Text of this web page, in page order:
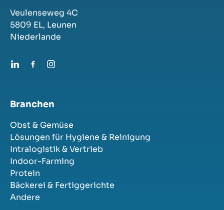
Veulenseweg 4C
5809 EL, Leunen
Niederlande
Branchen
Obst & Gemüse
Lösungen für Hygiene & Reinigung
Intralogistik & Vertrieb
Indoor-Farming
Protein
Bäckerei & Fertiggerichte
Andere